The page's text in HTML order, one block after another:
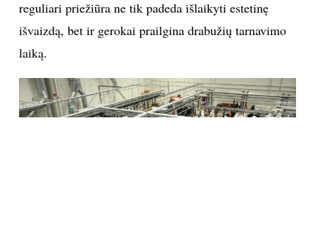
reguliari priežiūra ne tik padeda išlaikyti estetinę
išvaizdą, bet ir gerokai prailgina drabužių tarnavimo
laiką.